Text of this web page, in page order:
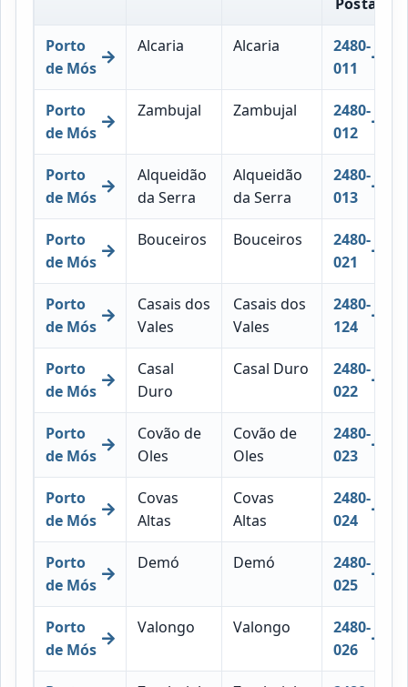
Porto
de Mós
Alcaria Alcaria
2480-
011
Porto
de Mós
Zambujal Zambujal
2480-
012
Porto
de Mós
Alqueidão
da Serra
Alqueidão
da Serra
2480-
013
Porto
de Mós
Bouceiros Bouceiros
2480-
021
Porto
de Mós
Casais dos
Vales
Casais dos
Vales
2480-
124
Porto
de Mós
Casal
Duro
Casal Duro
2480-
022
Porto
de Mós
Covão de
Oles
Covão de
Oles
2480-
023
Porto
de Mós
Covas
Altas
Covas
Altas
2480-
024
Porto
de Mós
Demó Demó
2480-
025
Porto
de Mós
Valongo Valongo
2480-
026